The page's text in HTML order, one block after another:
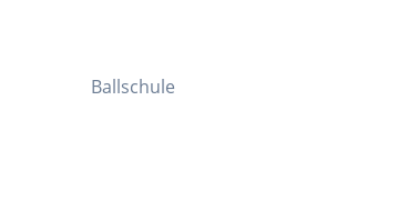
Ballschule